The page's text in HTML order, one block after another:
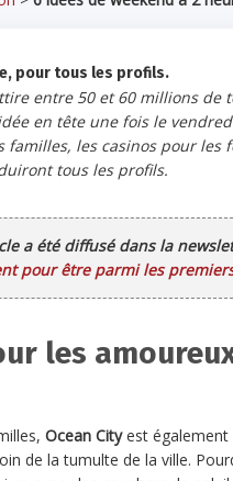
pour tous les profils.
entre 50 et 60 millions de
en tête une fois le
les casinos pour les
tous les profils.
a été diffusé dans la
pour être parmi les
les
Ocean Cityest également
de la tumulte de la ville.